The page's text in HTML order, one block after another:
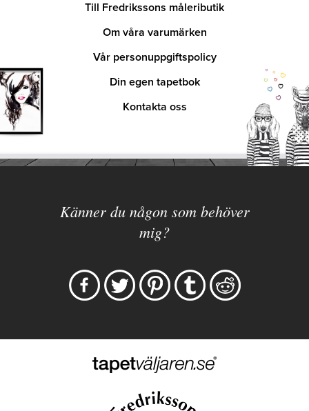
Till Fredrikssons måleributik
Om våra varumärken
Vår personuppgiftspolicy
Din egen tapetbok
Kontakta oss
Känner du någon som behöver
mig?